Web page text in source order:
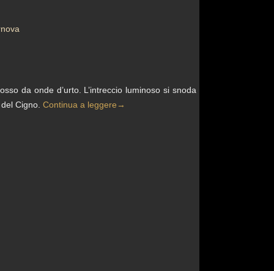
da onde d’urto. L’intreccio luminoso si snoda
Cigno. Continua a leggere →